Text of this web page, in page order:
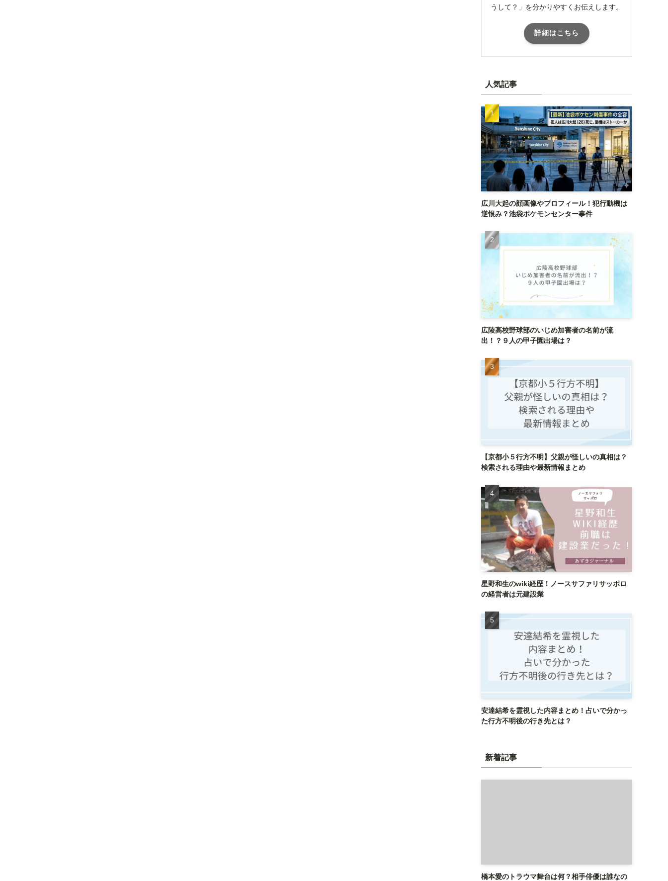
うして？」を分かりやすくお伝えします。
詳細はこちら
人気記事
広川大起の顔画像やプロフィール！犯行動機は
逆恨み？池袋ポケモンセンター事件
広陵高校野球部のいじめ加害者の名前が流
出！？９人の甲子園出場は？
【京都小５行方不明】父親が怪しいの真相は？
検索される理由や最新情報まとめ
星野和生のwiki経歴！ノースサファリサッポロ
の経営者は元建設業
安達結希を霊視した内容まとめ！占いで分かっ
た行方不明後の行き先とは？
新着記事
橋本愛のトラウマ舞台は何？相手俳優は誰なの